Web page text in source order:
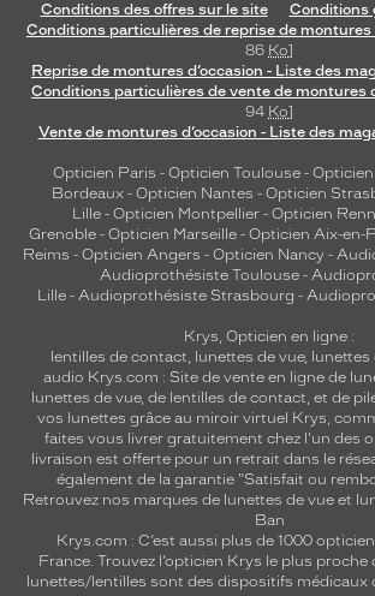
Conditions des offres sur le site
Conditions
Conditions particulières de reprise de montures
86 Ko]
Reprise de montures d’occasion - Liste des
Conditions particulières de vente de montures
94 Ko]
Vente de montures d’occasion - Liste des
Opticien Paris - Opticien Toulouse-
Bordeaux- Opticien Nantes - Opticien
Lille - Opticien Montpellier - Opticien
Grenoble - Opticien Marseille - Opticien Aix-en-
Reims - Opticien Angers - Opticien Nancy -
Audioprothésiste Toulouse-
Lille- Audioprothésiste Strasbourg -
Krys, Opticien en ligne :
lentilles de contact, lunettes de vue, lunettes
audio Krys.com : Site de vente en ligne de
lunettes de vue, de lentilles de contact, et de
vos lunettes grâce au miroir virtuel Krys,
faites vous livrer gratuitement chez l'un des
livraison est offerte pour un retrait dans le
également de la garantie "Satisfait ou
Retrouvez nos marques de lunettes de vue et
Ban
Krys.com : C’est aussi plus de 1000
France. Trouvez l’opticien Krys le plus proche
lunettes/lentilles sont des dispositifs médicaux